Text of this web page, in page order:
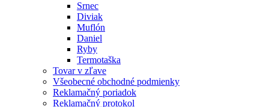
Srnec
Diviak
Muflón
Daniel
Ryby
Termotaška
Tovar v zľave
Všeobecné obchodné podmienky
Reklamačný poriadok
Reklamačný protokol